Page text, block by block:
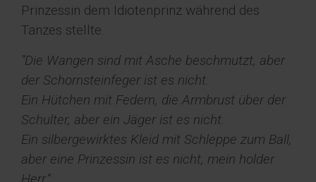
Prinzessin dem Idiotenprinz während des
Tanzes stellte.
"Die Wangen sind mit Asche beschmutzt, aber
der Schornsteinfeger ist es nicht.
Ein Hütchen mit Federn, die Armbrust über der
Schulter, aber ein Jäger ist es nicht.
Ein silbergewirktes Kleid mit Schleppe zum Ball,
aber eine Prinzessin ist es nicht, mein holder